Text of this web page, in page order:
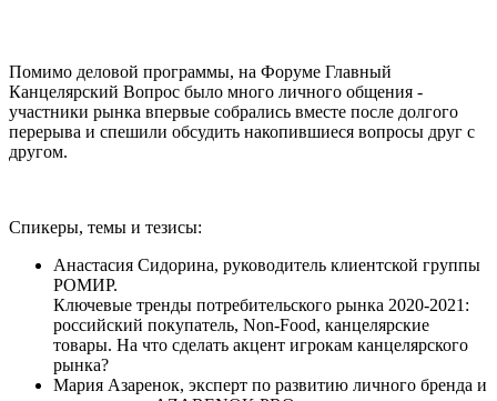
Помимо деловой программы, на Форуме Главный
Канцелярский Вопрос было много личного общения -
участники рынка впервые собрались вместе после долгого
перерыва и спешили обсудить накопившиеся вопросы друг с
другом.
Спикеры, темы и тезисы:
Анастасия Сидорина, руководитель клиентской группы
РОМИР.
Ключевые тренды потребительского рынка 2020-2021:
российский покупатель, Non-Food, канцелярские
товары. На что сделать акцент игрокам канцелярского
рынка?
Мария Азаренок, эксперт по развитию личного бренда и